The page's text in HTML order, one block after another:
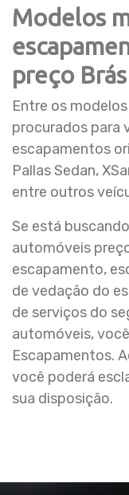
Modelos
preço Brás
Entre os
procurados para
escapamentos
Pallas Sedan,
entre outros
Se está
automóveis
escapamento,
de vedação do
de serviços do
automóveis,
Escapamentos.
você poderá
sua disposição.